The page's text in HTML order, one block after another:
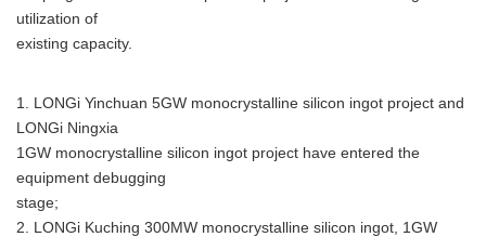
utilization of
existing capacity.
1. LONGi Yinchuan 5GW monocrystalline silicon ingot project and
LONGi Ningxia
1GW monocrystalline silicon ingot project have entered the
equipment debugging
stage;
2. LONGi Kuching 300MW monocrystalline silicon ingot, 1GW